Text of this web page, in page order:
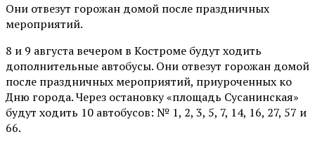
Они отвезут горожан домой после праздничных
мероприятий.
8 и 9 августа вечером в Костроме будут ходить
дополнительные автобусы. Они отвезут горожан домой
после праздничных мероприятий, приуроченных ко
Дню города. Через остановку «площадь Сусанинская»
будут ходить 10 автобусов: № 1, 2, 3, 5, 7, 14, 16, 27, 57 и
66.